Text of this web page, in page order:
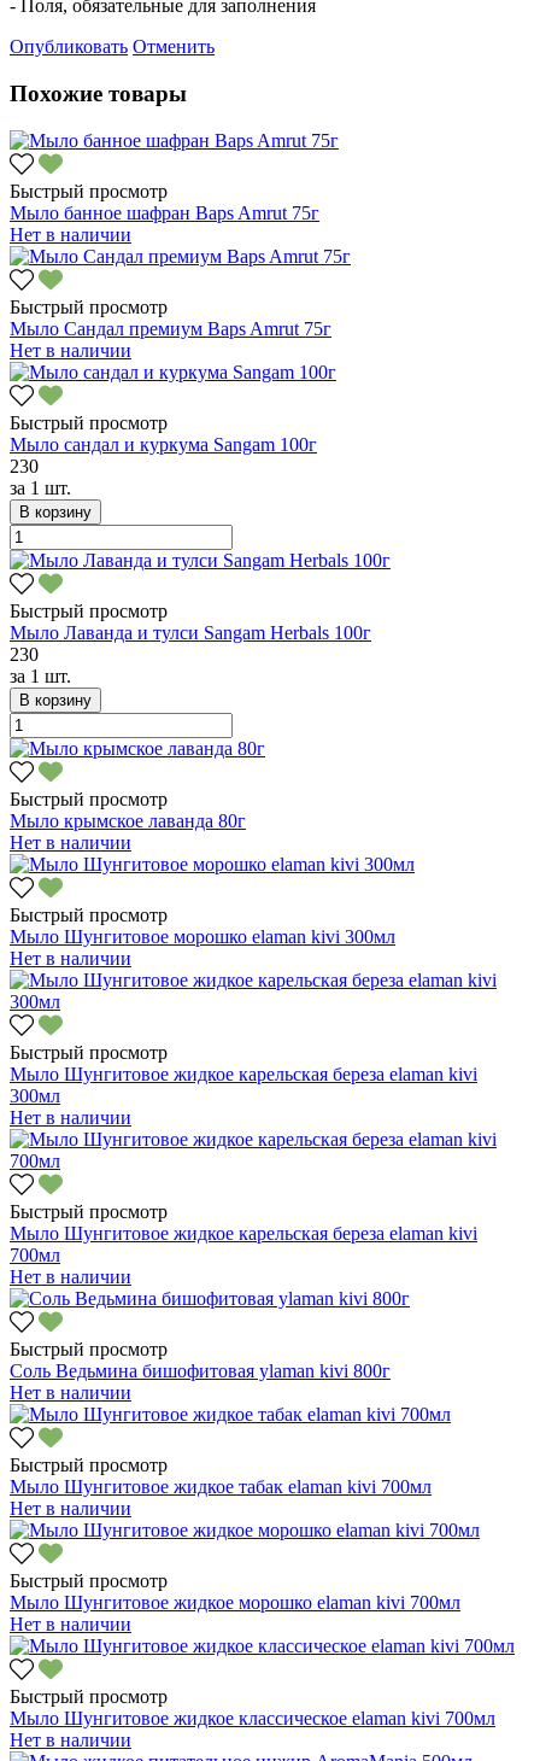
- Поля, обязательные для заполнения
Опубликовать Отменить
Похожие товары
Быстрый просмотр
Мыло банное шафран Baps Amrut 75г
Нет в наличии
Быстрый просмотр
Мыло Сандал премиум Baps Amrut 75г
Нет в наличии
Быстрый просмотр
Мыло сандал и куркума Sangam 100г
230
за 1 шт.
В корзину
Быстрый просмотр
Мыло Лаванда и тулси Sangam Herbals 100г
230
за 1 шт.
В корзину
Быстрый просмотр
Мыло крымское лаванда 80г
Нет в наличии
Быстрый просмотр
Мыло Шунгитовое морошко elaman kivi 300мл
Нет в наличии
Быстрый просмотр
Мыло Шунгитовое жидкое карельская береза elaman kivi
300мл
Нет в наличии
Быстрый просмотр
Мыло Шунгитовое жидкое карельская береза elaman kivi
700мл
Нет в наличии
Быстрый просмотр
Соль Ведьмина бишофитовая уlaman kivi 800г
Нет в наличии
Быстрый просмотр
Мыло Шунгитовое жидкое табак elaman kivi 700мл
Нет в наличии
Быстрый просмотр
Мыло Шунгитовое жидкое морошко elaman kivi 700мл
Нет в наличии
Быстрый просмотр
Мыло Шунгитовое жидкое классическое elaman kivi 700мл
Нет в наличии